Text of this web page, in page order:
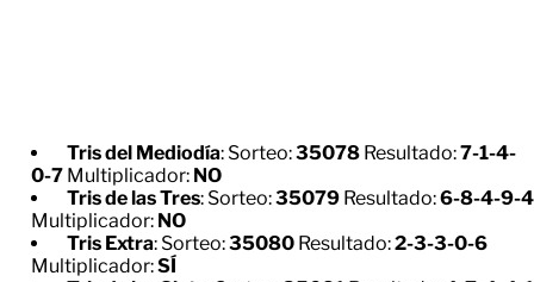
Tris del Mediodía: Sorteo:35078 Resultado:7-1-4-
0-7 Multiplicador: NO
Tris de las Tres: Sorteo:35079 Resultado:6-8-4-9-4
Multiplicador: NO
Tris Extra: Sorteo:35080 Resultado:2-3-3-0-6
Multiplicador:SÍ